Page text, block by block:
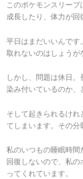
このポケモンスリー
成長したり、体力が回
平日はまだいいんで
取れないのはしょうが
しかし、問題は休日
染み付いているのか、
そして起きられるけ
てしまいます。その分
私のいつもの睡眠時
回復しないので、私
ってくれています。